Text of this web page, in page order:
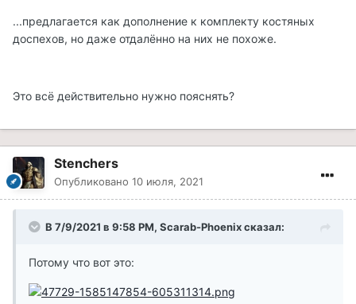
...предлагается как дополнение к комплекту костяных
доспехов, но даже отдалённо на них не похоже.
Это всё действительно нужно пояснять?
Stenchers
Опубликовано 10 июля, 2021
В 7/9/2021 в 9:58 PM, Scarab-Phoenix сказал:
Потому что вот это: